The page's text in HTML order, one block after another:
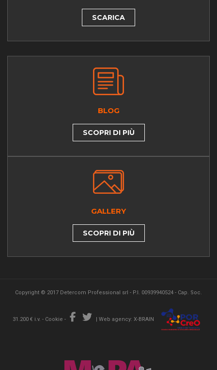
SCARICA
BLOG
SCOPRI DI PIÙ
GALLERY
SCOPRI DI PIÙ
Copyright © 2017 Detercom Professional srl - P.I. 00939940524 - Cap. Soc.
31.200 € i.v. - Cookie - | Web agency: X-BRAIN